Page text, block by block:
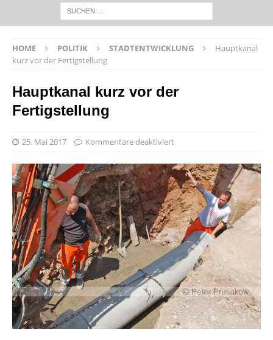
HOME POLITIK STADTENTWICKLUNG
Hauptkanal
kurz vor der Fertigstellung
Hauptkanal kurz vor der
Fertigstellung
25. Mai 2017 Kommentare deaktiviert